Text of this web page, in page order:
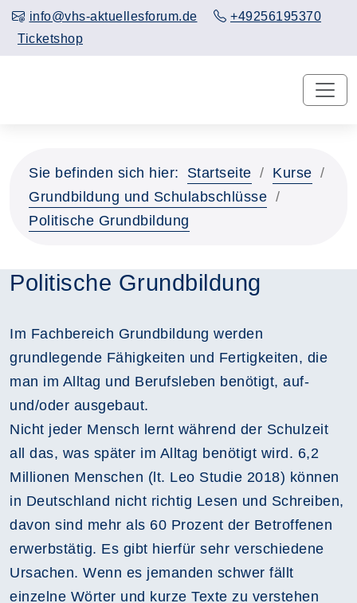
info@vhs-aktuellesforum.de
+49256195370
Ticketshop
Sie befinden sich hier: Startseite
Kurse
Grundbildung und Schulabschlüsse
Politische Grundbildung
Politische Grundbildung
Im Fachbereich Grundbildung werden
grundlegende Fähigkeiten und Fertigkeiten, die
man im Alltag und Berufsleben benötigt, auf-
und/oder ausgebaut.
Nicht jeder Mensch lernt während der Schulzeit
all das, was später im Alltag benötigt wird. 6,2
Millionen Menschen (lt. Leo Studie 2018) können
in Deutschland nicht richtig Lesen und Schreiben,
davon sind mehr als 60 Prozent der Betroffenen
erwerbstätig. Es gibt hierfür sehr verschiedene
Ursachen. Wenn es jemanden schwer fällt
einzelne Wörter und kurze Texte zu verstehen